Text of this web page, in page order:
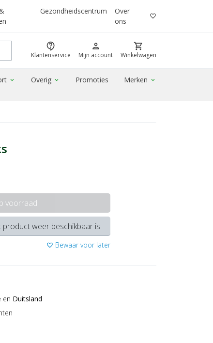
Gezondheidscentrum
Over
ons
favorite_border
contact_support
Klantenservice
person
Mijn account
shopping_cart
Winkelwagen
expand_more Overig expand_more Promoties Merken expand_more
voorraad
weer beschikbaar is
favorite_border Bewaar voor later
en Duitsland